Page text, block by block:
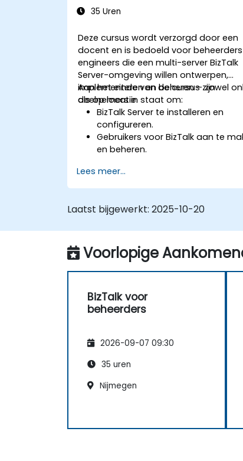
35 Uren
Deze cursus wordt verzorgd door een
docent en is bedoeld voor
engineers die een multi-server BizTalk
Server-omgeving willen ontwerpen,
implementeren en beheren – zowel
als op locatie.
Aan het einde van de cursus zijn
deelnemers in staat om:
BizTalk Server te installeren en
configureren.
Gebruikers voor BizTalk aan te
en beheren.
organisatie veilig in te richten.
Integratie met externe partners
Zakelijke regels te implementeren,
applicaties te automatiseren.
Zakelijke activiteiten te volgen,
monitoren en analyseren.
beschikbaarheid en
voor BizTalk Server op te stellen
Lees meer...
Laatst bijgewerkt: 2025-10-20
Voorlopige
BizTalk voor
beheerders
2026-09-07 09:30
35 uren
Nijmegen